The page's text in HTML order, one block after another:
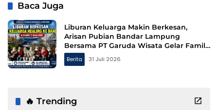
Baca Juga
Liburan Keluarga Makin Berkesan,
Arisan Pubian Bandar Lampung
Bersama PT Garuda Wisata Gelar Family
Gathering ke Bandung
Berita 31 Juli 2026
🔥 Trending